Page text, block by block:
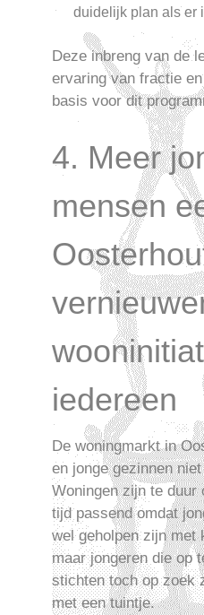
duidelijk plan als er
Deze inbreng van de
ervaring van fractie
basis voor dit
4. Meer
mensen
iedereen
De woningmarkt in
en jonge gezinnen
Woningen zijn te duur
tijd passend omdat
wel geholpen zijn met
maar jongeren die op
stichten toch op zoek
met een tuintje.